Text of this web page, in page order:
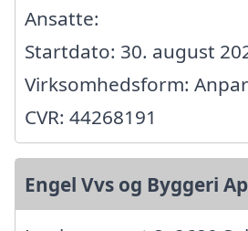
Ansatte:
Startdato: 30. august
Virksomhedsform:
CVR: 44268191
Engel Vvs og Byggeri